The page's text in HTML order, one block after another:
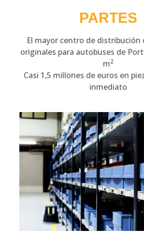
PARTES
El mayor centro de distribución
originales para autobuses de
m2
Casi 1,5 millones de euros en
inmediato